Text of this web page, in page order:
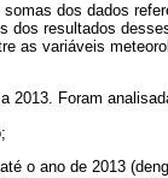
dos dados
dos resultados
as variáveis
2013. Foram
o ano de 2013